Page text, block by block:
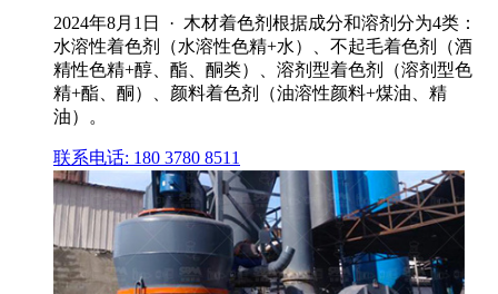
2024年8月1日 · 木材着色剂根据成分和溶剂分为4类：
水溶性着色剂（水溶性色精+水）、不起毛着色剂（酒
精性色精+醇、酯、酮类）、溶剂型着色剂（溶剂型色
精+酯、酮）、颜料着色剂（油溶性颜料+煤油、精
油）。
联系电话: 180 3780 8511